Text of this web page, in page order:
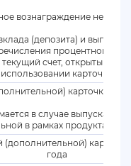
вознаграждение не
(депозита) и выпуска
процентного
текущий счет, открытый в
использовании карточки
карточки
в случае выпуска
в рамках продукта Visa
года